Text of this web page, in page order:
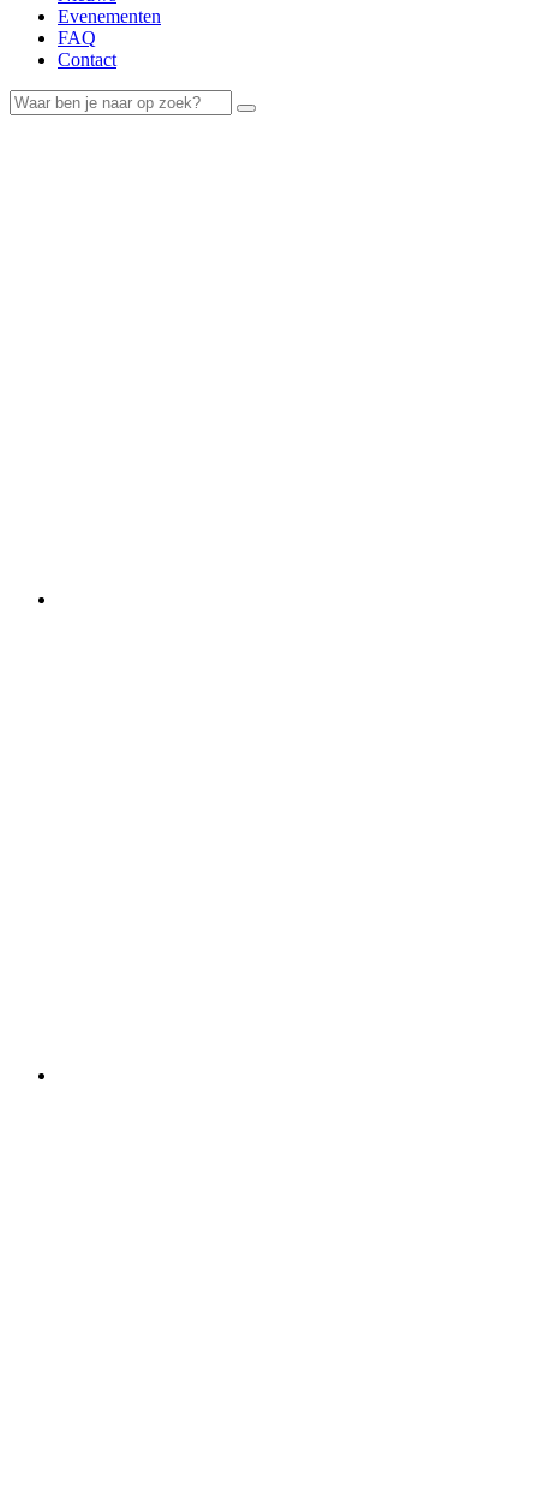
Evenementen
FAQ
Contact